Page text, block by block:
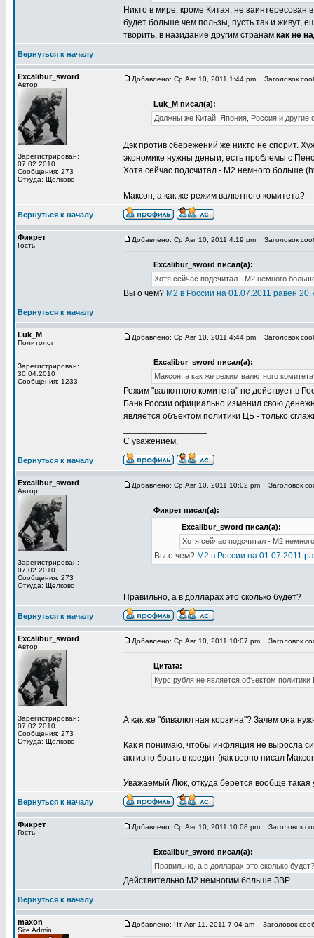
Никто в мире, кроме Китая, не
будет больше чем пользы, пусть так и живут,
творить, в назидание другим странам как не
Вернуться к началу
Excalibur_sword
Автор
Зарегистрирован:
07.02.2010
Сообщения: 273
Откуда: Щелково
Добавлено: Ср Авг 10, 2011 1:44 pm Заголовок
Luk_M писал(а):
Должны же Китай, Япония, Россия и другие
Дэк против сбережений же никто не спорит.
экономике нужны деньги, есть проблемы с
Хотя сейчас подсчитал - М2 немного больше
Максон, а как же режим валютного комитета?
Вернуться к началу
Фикрет
Гость
Добавлено: Ср Авг 10, 2011 4:19 pm Заголовок
Excalibur_sword писал(а):
Хотя сейчас подсчитал - М2 немного
Вы о чем? М2 в России на 01.07.2011 равен
Вернуться к началу
Luk_M
Политолог
Зарегистрирован:
30.04.2010
Сообщения: 1233
Добавлено: Ср Авг 10, 2011 4:44 pm Заголовок
Excalibur_sword писал(а):
Максон, а как же режим валютного
Режим "валютного комитета" не действует в
Банк России официально изменил свою
является объектом политики ЦБ - только
С уважением,
Вернуться к началу
Excalibur_sword
Автор
Зарегистрирован:
07.02.2010
Сообщения: 273
Откуда: Щелково
Добавлено: Ср Авг 10, 2011 10:02 pm Заголовок
Фикрет писал(а):
Excalibur_sword писал(а):
Хотя сейчас подсчитал - М2
Вы о чем? М2 в России на 01.07.2011
Правильно, а в долларах это сколько будет?
Вернуться к началу
Excalibur_sword
Автор
Зарегистрирован:
07.02.2010
Сообщения: 273
Откуда: Щелково
Добавлено: Ср Авг 10, 2011 10:07 pm Заголовок
Цитата:
Курс рубля не является объектом
А как же "бивалютная корзина"? Зачем она
Как я понимаю, чтобы инфляция не выросла
активно брать в кредит (как верно писал
Уважаемый Люк, откуда берется вообще такая
Вернуться к началу
Фикрет
Гость
Добавлено: Ср Авг 10, 2011 10:08 pm Заголовок
Excalibur_sword писал(а):
Правильно, а в долларах это сколько будет?
Действительно М2 немногим больше ЗВР.
Вернуться к началу
maxon
Site Admin
Добавлено: Чт Авг 11, 2011 7:04 am Заголовок